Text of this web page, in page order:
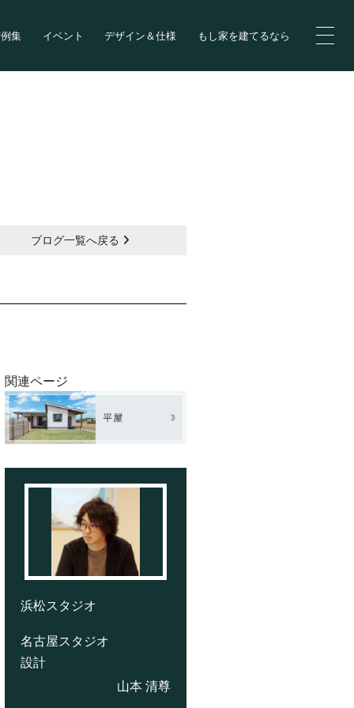
集 イベント デザイン＆仕様 もし家を建てるなら
ブログ一覧へ戻る
関連ページ
浜松スタジオ
名古屋スタジオ
設計
山本 清尊